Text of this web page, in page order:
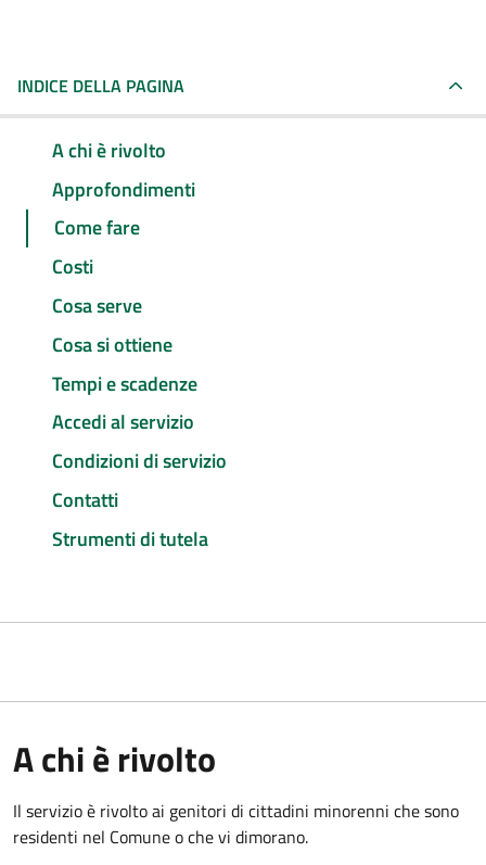
INDICE DELLA PAGINA
A chi è rivolto
Approfondimenti
Come fare
Costi
Cosa serve
Cosa si ottiene
Tempi e scadenze
Accedi al servizio
Condizioni di servizio
Contatti
Strumenti di tutela
A chi è rivolto
Il servizio è rivolto ai genitori di cittadini minorenni che sono
residenti nel Comune o che vi dimorano.